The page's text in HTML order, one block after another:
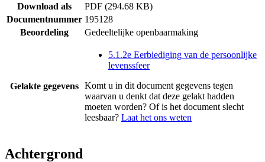
Download als
PDF (294.68 KB)
Documentnummer 195128
Beoordeling
Gedeeltelijke openbaarmaking
Gelakte gegevens
5.1.2e Eerbiediging van de persoonlijke
levenssfeer
Komt u in dit document gegevens tegen
waarvan u denkt dat deze gelakt hadden
moeten worden? Of is het document slecht
leesbaar? Laat het ons weten
Achtergrond